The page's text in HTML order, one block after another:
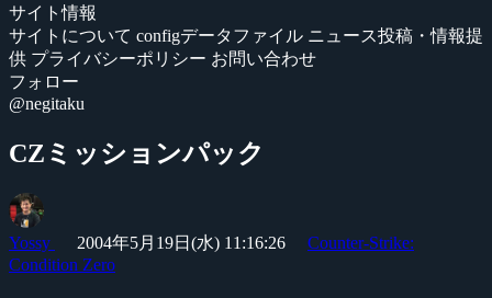
サイト情報
サイトについて configデータファイル ニュース投稿・情報提
供 プライバシーポリシー お問い合わせ
フォロー
@negitaku
CZミッションパック
Yossy 2004年5月19日(水) 11:16:26
Counter-Strike:
Condition Zero